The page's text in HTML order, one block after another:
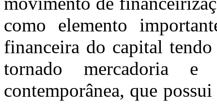
como elemento
financeira do capital
tornado mercadoria
contemporânea, que